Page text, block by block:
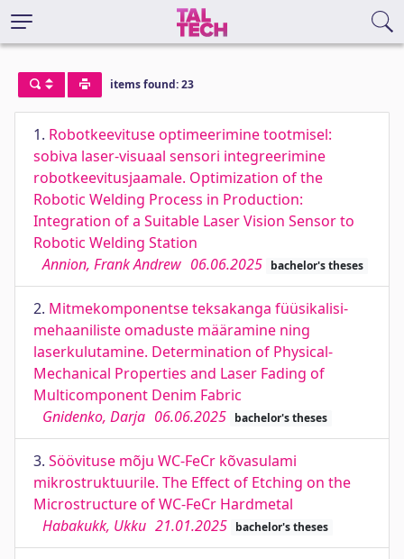
items found: 23
1. Robotkeevituse optimeerimine tootmisel:
sobiva laser-visuaal sensori integreerimine
robotkeevitusjaamale. Optimization of the
Robotic Welding Process in Production:
Integration of a Suitable Laser Vision Sensor to
Robotic Welding Station
Annion, Frank Andrew 06.06.2025 bachelor's theses
2. Mitmekomponentse teksakanga füüsikalisi-
mehaaniliste omaduste määramine ning
laserkulutamine. Determination of Physical-
Mechanical Properties and Laser Fading of
Multicomponent Denim Fabric
Gnidenko, Darja 06.06.2025 bachelor's theses
3. Söövituse mõju WC-FeCr kõvasulami
mikrostruktuurile. The Effect of Etching on the
Microstructure of WC-FeCr Hardmetal
Habakukk, Ukku 21.01.2025 bachelor's theses